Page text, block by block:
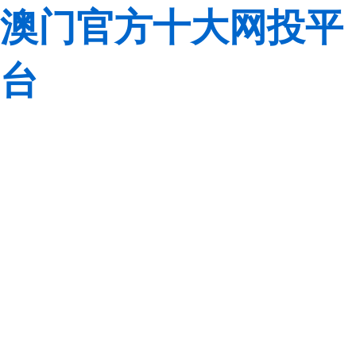
澳门官方十大网投平
台